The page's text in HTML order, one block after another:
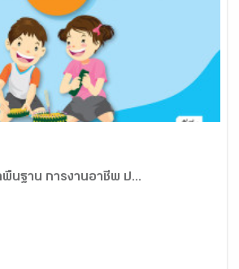
พื้นฐาน การงานอาชีพ ป...